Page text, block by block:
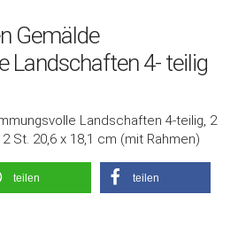
Gemälde
Landschaften 4- teilig
Landschaften 4-teilig, 2
St. 20,6 x 18,1 cm (mit Rahmen)
teilen teilen